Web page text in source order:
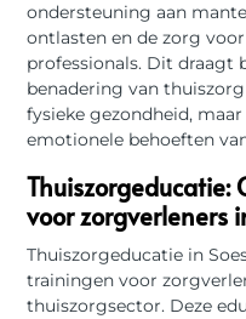
ondersteuning aan
ontlasten en de zorg
professionals. Dit draagt
benadering van
fysieke gezondheid,
emotionele behoeften
Thuiszorgeducatie:
voor zorgverleners
Thuiszorgeducatie in
trainingen voor
thuiszorgsector. Deze